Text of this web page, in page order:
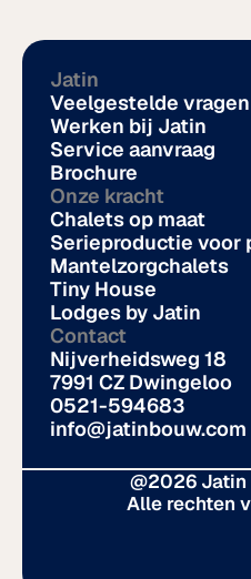
Jatin
Veelgestelde vragen
Werken bij Jatin
Service aanvraag
Brochure
Onze kracht
Chalets op maat
Serieproductie voor
Mantelzorgchalets
Tiny House
Lodges by Jatin
Contact
Nijverheidsweg 18
7991 CZ Dwingeloo
0521-594683
info@jatinbouw.com
@2026
Alle rechten